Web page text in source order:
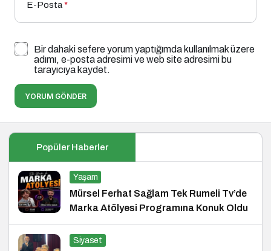
E-Posta*
Bir dahaki sefere yorum yaptığımda kullanılmak üzere
adımı, e-posta adresimi ve web site adresimi bu
tarayıcıya kaydet.
YORUM GÖNDER
Popüler Haberler
Yaşam
Mürsel Ferhat Sağlam Tek Rumeli Tv’de
Marka Atölyesi Programına Konuk Oldu
Siyaset